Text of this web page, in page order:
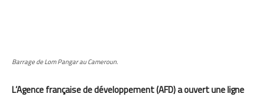
Barrage de Lom Pangar au Cameroun.
L’Agence française de développement (AFD) a ouvert une ligne